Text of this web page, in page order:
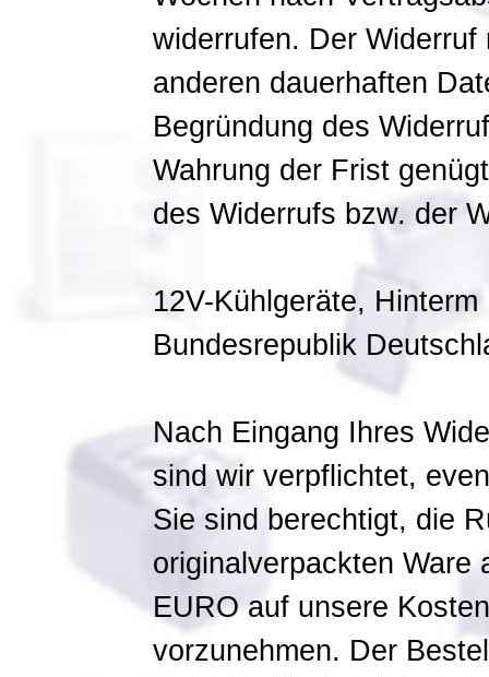
widerrufen. Der
anderen dauerhaften
Begründung des
Wahrung der Frist
des Widerrufs bzw. der
12V-Kühlgeräte,
Bundesrepublik
Nach Eingang Ihres
sind wir verpflichtet,
Sie sind berechtigt, die
originalverpackten Ware
EURO auf unsere
vorzunehmen. Der